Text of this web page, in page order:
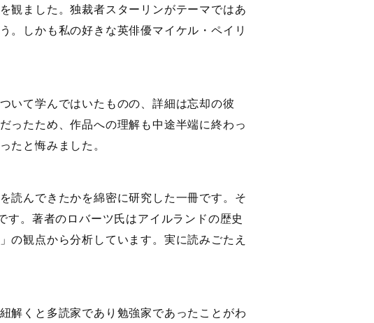
観ました。独裁者スターリンがテーマではあ
。しかも私の好きな英俳優マイケル・ペイリ
いて学んではいたものの、詳細は忘却の彼
ったため、作品への理解も中途半端に終わっ
たと悔みました。
読んできたかを綿密に研究した一冊です。そ
。著者のロバーツ氏はアイルランドの歴史
の観点から分析しています。実に読みごたえ
解くと多読家であり勉強家であったことがわ